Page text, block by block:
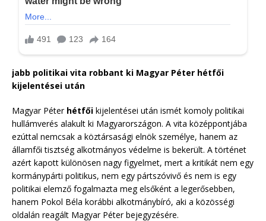
jabb politikai vita robbant ki Magyar Péter hétfői
kijelentései után
Magyar Péter hétfői kijelentései után ismét komoly politikai
hullámverés alakult ki Magyarországon. A vita középpontjába
ezúttal nemcsak a köztársasági elnök személye, hanem az
államfői tisztség alkotmányos védelme is bekerült. A történet
azért kapott különösen nagy figyelmet, mert a kritikát nem egy
kormánypárti politikus, nem egy pártszóvivő és nem is egy
politikai elemző fogalmazta meg elsőként a legerősebben,
hanem Pokol Béla korábbi alkotmánybíró, aki a közösségi
oldalán reagált Magyar Péter bejegyzésére.